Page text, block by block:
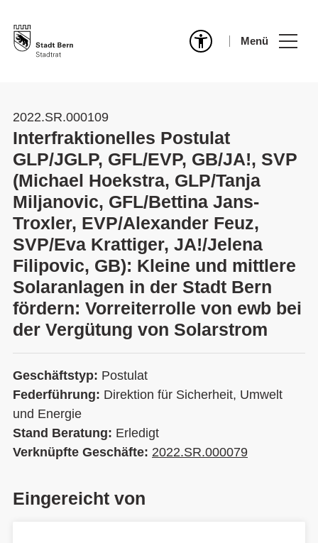
Menü
2022.SR.000109
Interfraktionelles Postulat
GLP/JGLP, GFL/EVP, GB/JA!, SVP
(Michael Hoekstra, GLP/Tanja
Miljanovic, GFL/Bettina Jans-
Troxler, EVP/Alexander Feuz,
SVP/Eva Krattiger, JA!/Jelena
Filipovic, GB): Kleine und mittlere
Solaranlagen in der Stadt Bern
fördern: Vorreiterrolle von ewb bei
der Vergütung von Solarstrom
Geschäftstyp: Postulat
Federführung: Direktion für Sicherheit, Umwelt
und Energie
Stand Beratung: Erledigt
Verknüpfte Geschäfte: 2022.SR.000079
Eingereicht von